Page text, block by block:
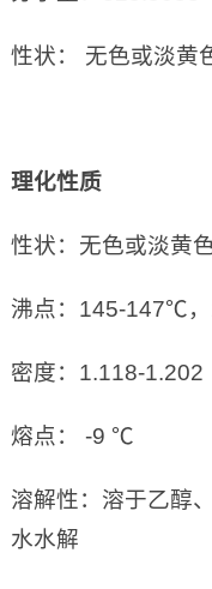
性状： 无色或淡黄
理化性质
性状：无色或淡黄
沸点：145-147℃
密度：1.118-1.202
熔点： -9 ℃
溶解性：溶于乙醇
水水解